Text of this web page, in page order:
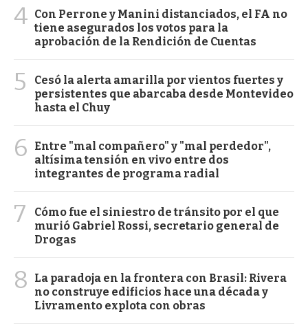
4 Con Perrone y Manini distanciados, el FA no
tiene asegurados los votos para la
aprobación de la Rendición de Cuentas
5
Cesó la alerta amarilla por vientos fuertes y
persistentes que abarcaba desde Montevideo
hasta el Chuy
6
Entre "mal compañero" y "mal perdedor",
altísima tensión en vivo entre dos
integrantes de programa radial
7
Cómo fue el siniestro de tránsito por el que
murió Gabriel Rossi, secretario general de
Drogas
8
La paradoja en la frontera con Brasil: Rivera
no construye edificios hace una década y
Livramento explota con obras